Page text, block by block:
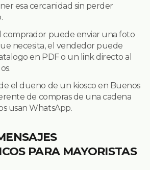
esa cercanidad sin perder
comprador puede enviar una foto
necesita, el vendedor puede
en PDF o un link directo al
el dueno de un kiosco en Buenos
de compras de una cadena
usan WhatsApp.
PARA MAYORISTAS